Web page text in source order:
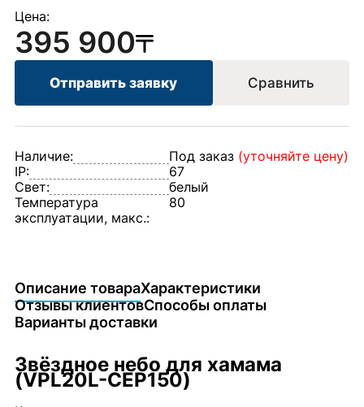
Цена:
395 900
Отправить заявку Сравнить
Наличие: Под заказ (уточняйте цену)
IP:
67
Свет:
белый
Температура
эксплуатации, макс.:
80
Описание товараХарактеристики
Отзывы клиентовСпособы оплаты
Варианты доставки
Звёздное небо для хамама
(VPL20L-CEP150)